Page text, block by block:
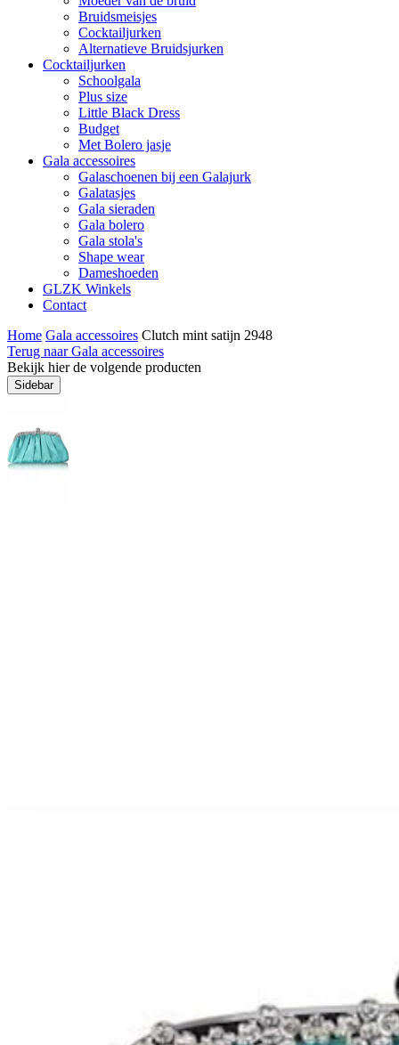
Bruidsmeisjes
Cocktailjurken
Alternatieve Bruidsjurken
Cocktailjurken
Schoolgala
Plus size
Little Black Dress
Budget
Met Bolero jasje
Gala accessoires
Galaschoenen bij een Galajurk
Galatasjes
Gala sieraden
Gala bolero
Gala stola's
Shape wear
Dameshoeden
GLZK Winkels
Contact
Home Gala accessoires Clutch mint satijn 2948
Terug naar Gala accessoires
Bekijk hier de volgende producten
Sidebar